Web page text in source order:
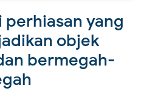
yang
objek
bermegah-